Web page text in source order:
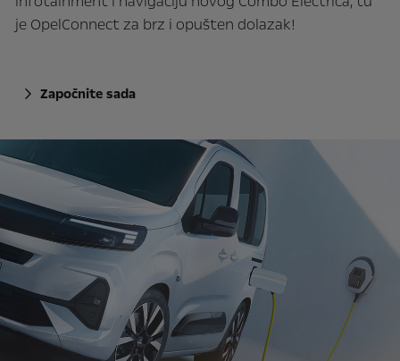
je OpelConnect za brz i opušten dolazak!
Započnite sada